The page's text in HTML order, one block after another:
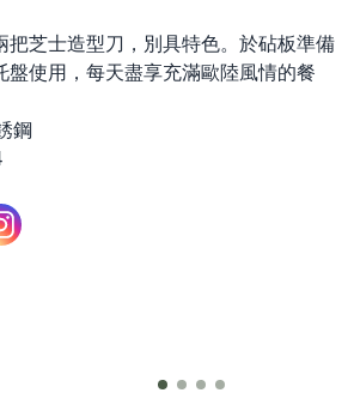
把芝士造型刀，別具特色。於砧板準備
盤使用，每天盡享充滿歐陸風情的餐
鋼